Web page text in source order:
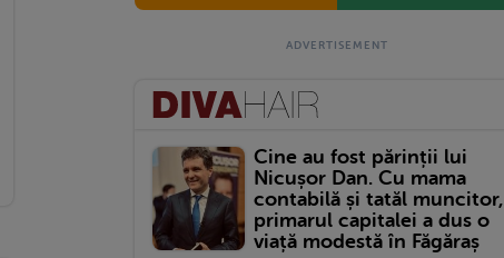
Cine au fost părinții lui
Nicușor Dan. Cu mama
contabilă și tatăl muncitor,
primarul capitalei a dus o
viață modestă în Făgăraș